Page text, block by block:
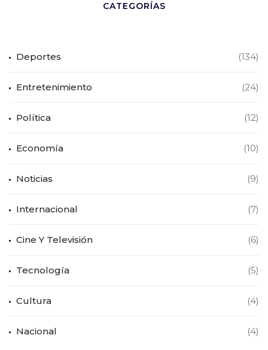
CATEGORÍAS
Deportes (134)
Entretenimiento (24)
Política (12)
Economía (10)
Noticias (9)
Internacional (7)
Cine Y Televisión (6)
Tecnología (5)
Cultura (4)
Nacional (4)